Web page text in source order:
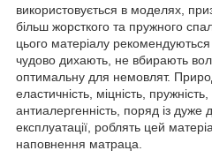
використовується в моделях,
більш жорсткого та пружного
цього матеріалу
чудово дихають, не вбирають
оптимальну для немовлят.
еластичність, міцність, пружність,
антиалергенність, поряд із дуже
експлуатації, роблять цей
наповнення матраца.